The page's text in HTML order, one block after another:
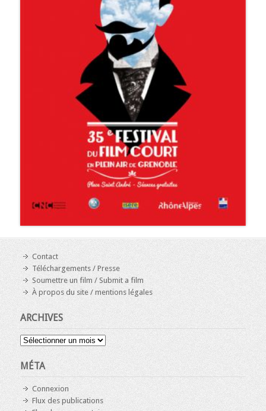
Contact
Téléchargements / Presse
Soumettre un film / Submit a film
À propos du site / mentions légales
ARCHIVES
Archives
MÉTA
Connexion
Flux des publications